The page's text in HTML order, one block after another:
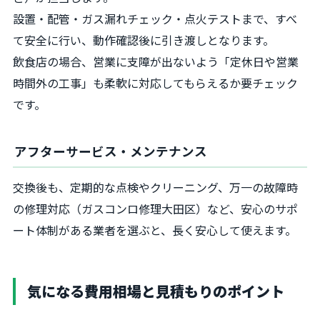
設置・配管・ガス漏れチェック・点火テストまで、すべ
て安全に行い、動作確認後に引き渡しとなります。
飲食店の場合、営業に支障が出ないよう「定休日や営業
時間外の工事」も柔軟に対応してもらえるか要チェック
です。
アフターサービス・メンテナンス
交換後も、定期的な点検やクリーニング、万一の故障時
の修理対応（ガスコンロ修理大田区）など、安心のサポ
ート体制がある業者を選ぶと、長く安心して使えます。
気になる費用相場と見積もりのポイント